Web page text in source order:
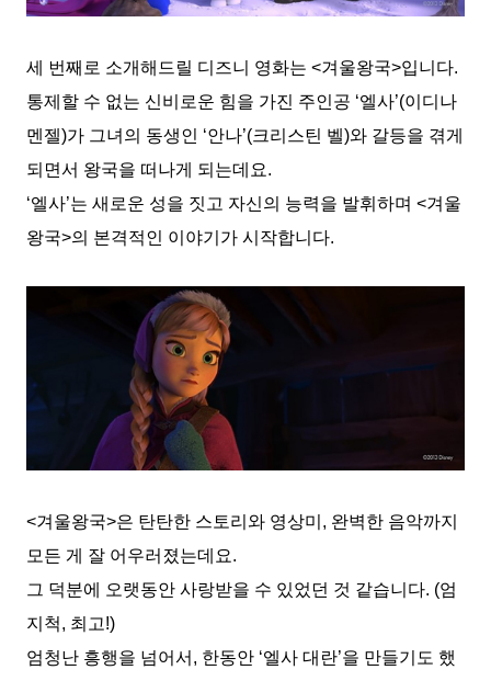
세 번째로 소개해드릴 디즈니 영화는 <겨울왕국>입니다.
통제할 수 없는 신비로운 힘을 가진 주인공 ‘엘사’(이디나
멘젤)가 그녀의 동생인 ‘안나’(크리스틴 벨)와 갈등을 겪게
되면서 왕국을 떠나게 되는데요.
‘엘사’는 새로운 성을 짓고 자신의 능력을 발휘하며 <겨울
왕국>의 본격적인 이야기가 시작합니다.
<겨울왕국>은 탄탄한 스토리와 영상미, 완벽한 음악까지
모든 게 잘 어우러졌는데요.
그 덕분에 오랫동안 사랑받을 수 있었던 것 같습니다. (엄
지척, 최고!)
엄청난 흥행을 넘어서, 한동안 ‘엘사 대란’을 만들기도 했